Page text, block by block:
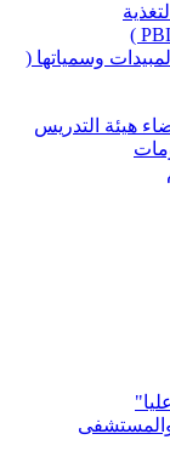
وسمياتها (
هيئة التدريس